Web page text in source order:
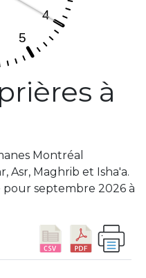
à
Montréal
Asr, Maghrib et Isha'a.
septembre 2026 à